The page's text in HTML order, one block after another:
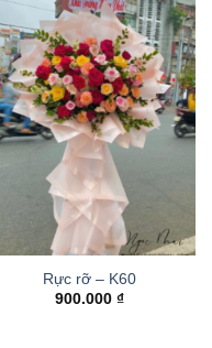
Rực rỡ – K60
900.000 ₫